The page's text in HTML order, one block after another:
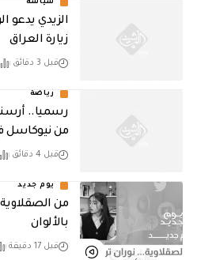
سياسة
الزيدي يدعو
زيارة العراق
قبل 3 دقائق
رياضة
رسميا..
من
قبل 4 دقائق
يوم جديد
من
بالألوان
قبل 17 دقيقة